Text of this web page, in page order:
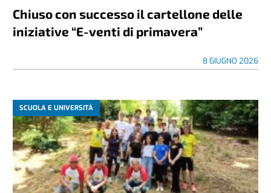
Chiuso con successo il cartellone delle
iniziative “E-venti di primavera”
8 GIUGNO 2026
SCUOLA E UNIVERSITÀ